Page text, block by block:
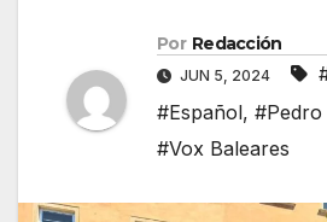
Por Redacción
JUN 5, 2024
#Español, #Pedro
#Vox Baleares